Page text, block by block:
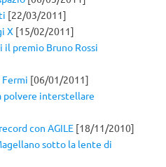
[22/03/2011]
X [15/02/2011]
il premio Bruno Rossi
Fermi [06/01/2011]
polvere interstellare
con AGILE [18/11/2010]
sotto la lente di